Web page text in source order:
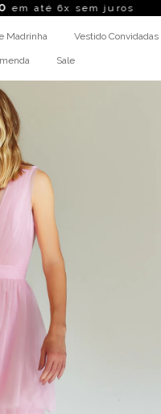
juros FRETE GRÁTIS
Madrinha Vestido Convidadas
Sale